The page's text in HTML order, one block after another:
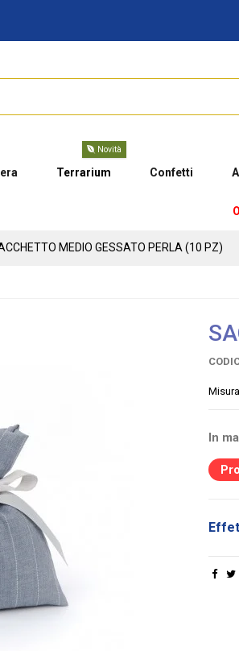
Terrarium
Novità
Confetti
MEDIO GESSATO PERLA (10 PZ)
In